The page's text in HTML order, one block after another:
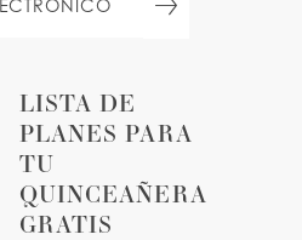
LISTA DE
PLANES PARA
TU
QUINCEAÑERA
GRATIS